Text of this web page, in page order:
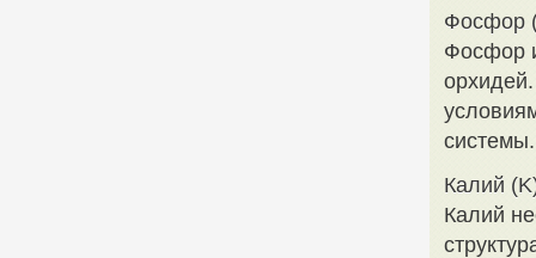
Фосфор
Фосфор
системы.
Калий
Калий